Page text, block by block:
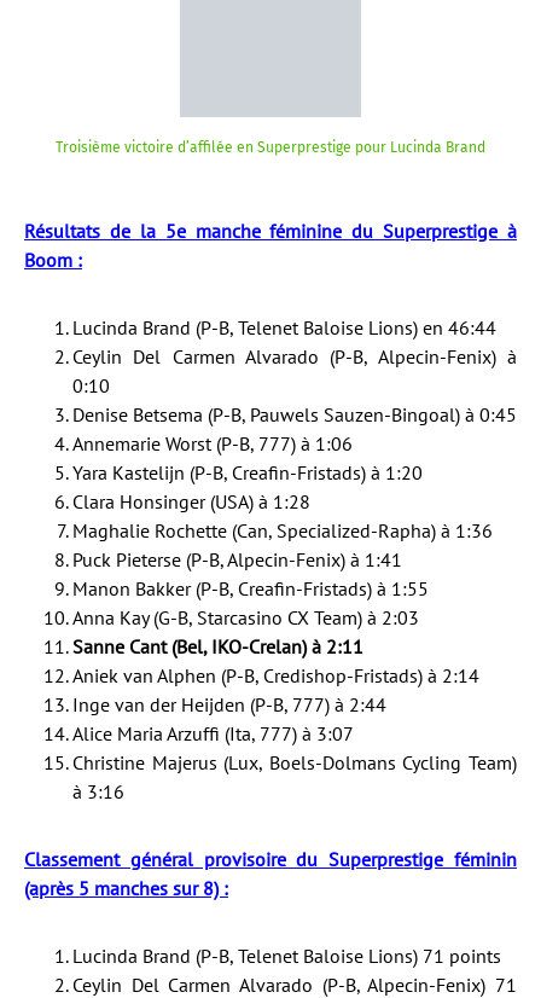
Troisième victoire d’affilée en Superprestige pour Lucinda Brand
Résultats de la 5e manche féminine du Superprestige à
Boom :
Lucinda Brand (P-B, Telenet Baloise Lions) en 46:44
Ceylin Del Carmen Alvarado (P-B, Alpecin-Fenix) à
0:10
Denise Betsema (P-B, Pauwels Sauzen-Bingoal) à 0:45
Annemarie Worst (P-B, 777) à 1:06
Yara Kastelijn (P-B, Creafin-Fristads) à 1:20
Clara Honsinger (USA) à 1:28
Maghalie Rochette (Can, Specialized-Rapha) à 1:36
Puck Pieterse (P-B, Alpecin-Fenix) à 1:41
Manon Bakker (P-B, Creafin-Fristads) à 1:55
Anna Kay (G-B, Starcasino CX Team) à 2:03
Sanne Cant (Bel, IKO-Crelan) à 2:11
Aniek van Alphen (P-B, Credishop-Fristads) à 2:14
Inge van der Heijden (P-B, 777) à 2:44
Alice Maria Arzuffi (Ita, 777) à 3:07
Christine Majerus (Lux, Boels-Dolmans Cycling Team)
à 3:16
Classement général provisoire du Superprestige féminin
(après 5 manches sur 8) :
Lucinda Brand (P-B, Telenet Baloise Lions) 71 points
Ceylin Del Carmen Alvarado (P-B, Alpecin-Fenix) 71